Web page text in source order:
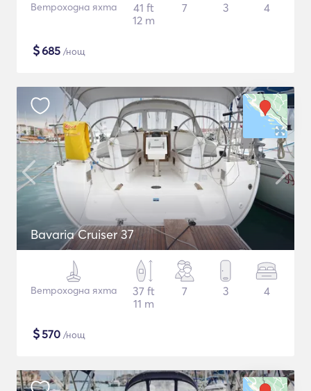
Ветроходна яхта
41 ft
12 m
7 3 4
$685 /нощ
Bavaria Cruiser 37
Ветроходна яхта
37 ft
11 m
7 3 4
$570 /нощ